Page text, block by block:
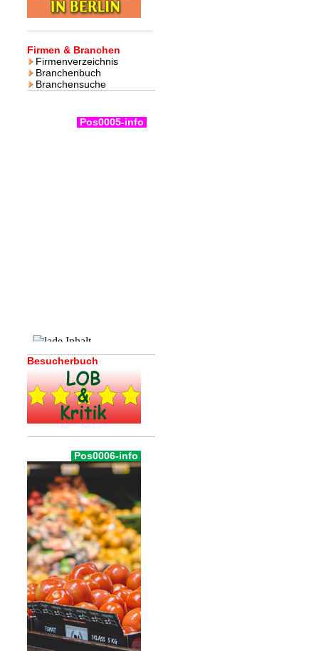
Firmen & Branchen
Firmenverzeichnis
Branchenbuch
Branchensuche
Pos0005-info
Besucherbuch
Pos0006-info